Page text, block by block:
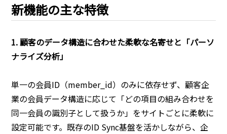
新機能の主な特徴
1. 顧客のデータ構造に合わせた柔軟な名寄せと「パーソ
ナライズ分析」
単一の会員ID（member_id）のみに依存せず、顧客企
業の会員データ構造に応じて「どの項目の組み合わせを
同一会員の識別子として扱うか」をサイトごとに柔軟に
設定可能です。既存のID Sync基盤を活かしながら、企